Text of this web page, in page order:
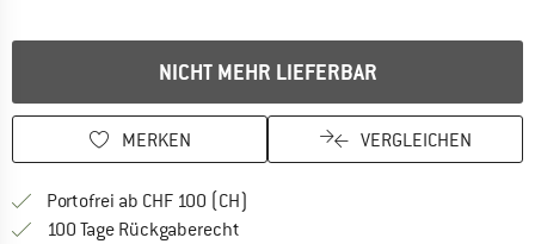
NICHT MEHR LIEFERBAR
MERKEN VERGLEICHEN
Portofrei ab CHF 100 (CH)
100 Tage Rückgaberecht